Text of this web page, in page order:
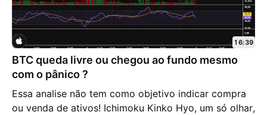
BTC queda livre ou chegou ao fundo mesmo
com o pânico ?
Essa analise não tem como objetivo indicar compra
ou venda de ativos! Ichimoku Kinko Hyo, um só olhar,
16:39